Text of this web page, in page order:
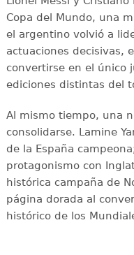
Copa del Mundo, una
el argentino volvió a
actuaciones decisivas,
convertirse en el único
ediciones distintas del
Al mismo tiempo, una
consolidarse. Lamine
de la España
protagonismo con
histórica campaña de
página dorada al
histórico de los